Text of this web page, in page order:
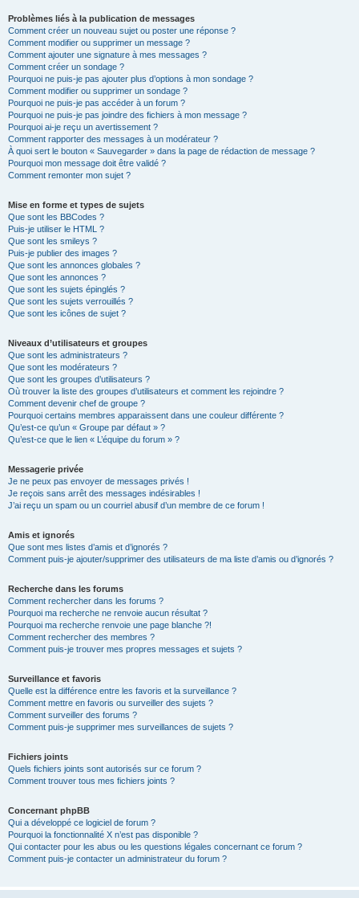
Problèmes liés à la publication de messages
Comment créer un nouveau sujet ou poster une réponse ?
Comment modifier ou supprimer un message ?
Comment ajouter une signature à mes messages ?
Comment créer un sondage ?
Pourquoi ne puis-je pas ajouter plus d’options à mon sondage ?
Comment modifier ou supprimer un sondage ?
Pourquoi ne puis-je pas accéder à un forum ?
Pourquoi ne puis-je pas joindre des fichiers à mon message ?
Pourquoi ai-je reçu un avertissement ?
Comment rapporter des messages à un modérateur ?
À quoi sert le bouton « Sauvegarder » dans la page de rédaction de message ?
Pourquoi mon message doit être validé ?
Comment remonter mon sujet ?
Mise en forme et types de sujets
Que sont les BBCodes ?
Puis-je utiliser le HTML ?
Que sont les smileys ?
Puis-je publier des images ?
Que sont les annonces globales ?
Que sont les annonces ?
Que sont les sujets épinglés ?
Que sont les sujets verrouillés ?
Que sont les icônes de sujet ?
Niveaux d’utilisateurs et groupes
Que sont les administrateurs ?
Que sont les modérateurs ?
Que sont les groupes d’utilisateurs ?
Où trouver la liste des groupes d’utilisateurs et comment les rejoindre ?
Comment devenir chef de groupe ?
Pourquoi certains membres apparaissent dans une couleur différente ?
Qu’est-ce qu’un « Groupe par défaut » ?
Qu’est-ce que le lien « L’équipe du forum » ?
Messagerie privée
Je ne peux pas envoyer de messages privés !
Je reçois sans arrêt des messages indésirables !
J’ai reçu un spam ou un courriel abusif d’un membre de ce forum !
Amis et ignorés
Que sont mes listes d’amis et d’ignorés ?
Comment puis-je ajouter/supprimer des utilisateurs de ma liste d’amis ou d’ignorés ?
Recherche dans les forums
Comment rechercher dans les forums ?
Pourquoi ma recherche ne renvoie aucun résultat ?
Pourquoi ma recherche renvoie une page blanche ?!
Comment rechercher des membres ?
Comment puis-je trouver mes propres messages et sujets ?
Surveillance et favoris
Quelle est la différence entre les favoris et la surveillance ?
Comment mettre en favoris ou surveiller des sujets ?
Comment surveiller des forums ?
Comment puis-je supprimer mes surveillances de sujets ?
Fichiers joints
Quels fichiers joints sont autorisés sur ce forum ?
Comment trouver tous mes fichiers joints ?
Concernant phpBB
Qui a développé ce logiciel de forum ?
Pourquoi la fonctionnalité X n’est pas disponible ?
Qui contacter pour les abus ou les questions légales concernant ce forum ?
Comment puis-je contacter un administrateur du forum ?